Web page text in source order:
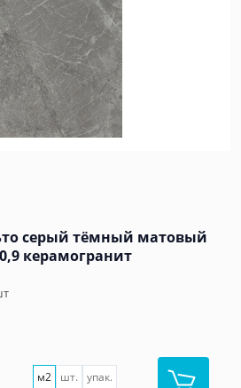
серый тёмный матовый
керамогранит
м2 шт. упак.